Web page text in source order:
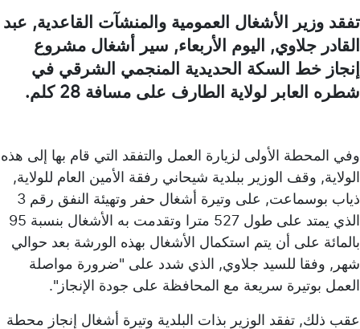
تفقد وزير الأشغال العمومية والمنشآت القاعدية, عبد
القادر جلاوي, اليوم الأربعاء, سير أشغال مشروع
إنجاز خط السكة الحديدية المنجمي الشرقي في
شطره العابر لولاية الطارف على مسافة 28 كلم.
وفي المحطة الأولى لزيارة العمل والتفقد التي قام بها إلى هذه
الولاية, وقف الوزير ببلدية شيحاني رفقة الأمين العام للولاية,
ذياب بوسماعت, على وتيرة أشغال حفر وتهيئة النفق رقم 3
الذي يمتد على طول 527 مترا وتقدمت به الأشغال بنسبة 95
بالمائة على أن يتم استكمال الأشغال بهذه الورشة بعد حوالي
شهر, وفقا للسيد جلاوي, الذي شدد على "ضرورة مواصلة
العمل بوتيرة سريعة مع المحافظة على جودة الإنجاز".
عقب ذلك, تفقد الوزير بذات البلدية وتيرة أشغال إنجاز محطة